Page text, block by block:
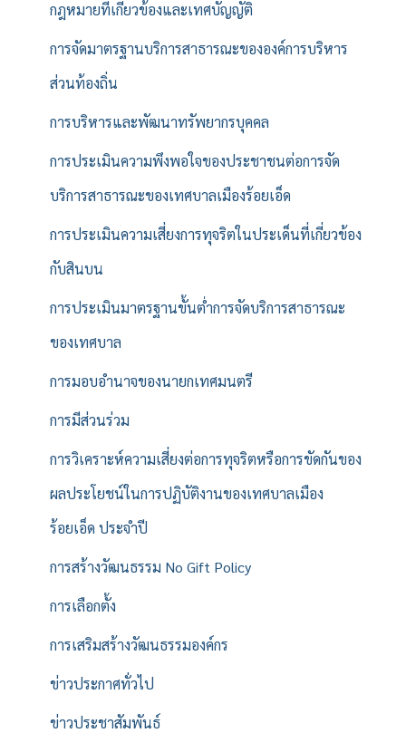
กฎหมายที่เกี่ยวข้องและเทศบัญญัติ
การจัดมาตรฐานบริการสาธารณะขององค์การบริหาร
ส่วนท้องถิ่น
การบริหารและพัฒนาทรัพยากรบุคคล
การประเมินความพึงพอใจของประชาชนต่อการจัด
บริการสาธารณะของเทศบาลเมืองร้อยเอ็ด
การประเมินความเสี่ยงการทุจริตในประเด็นที่เกี่ยวข้อง
กับสินบน
การประเมินมาตรฐานขั้นต่ำการจัดบริการสาธารณะ
ของเทศบาล
การมอบอำนาจของนายกเทศมนตรี
การมีส่วนร่วม
การวิเคราะห์ความเสี่ยงต่อการทุจริตหรือการขัดกันของ
ผลประโยชน์ในการปฏิบัติงานของเทศบาลเมือง
ร้อยเอ็ด ประจำปี
การสร้างวัฒนธรรม No Gift Policy
การเลือกตั้ง
การเสริมสร้างวัฒนธรรมองค์กร
ข่าวประกาศทั่วไป
ข่าวประชาสัมพันธ์